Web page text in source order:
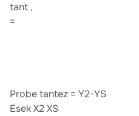
tant ,
=
Probe tantez = Y2-YS
Esek X2 XS